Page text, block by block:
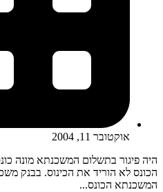
אוקטובר 11, 2004
היה פיגור בתשלום המשכנתא מונה
הכונס לא הוריד את הכינוס. בבנק
המשכנתא הכונס...